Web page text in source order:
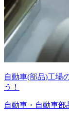
自動車(部品)工場
う！
自動車・自動車部